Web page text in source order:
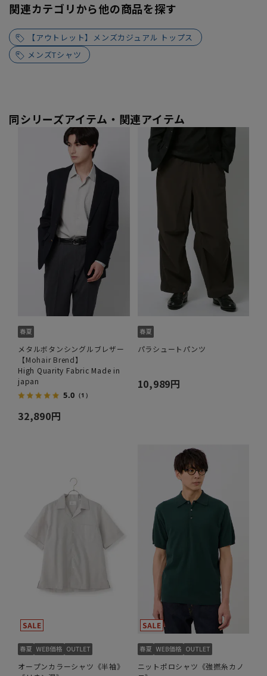
関連カテゴリから他の商品を探す
【アウトレット】メンズカジュアル トップス
メンズTシャツ
同シリーズアイテム・関連アイテム
メタルボタンシングルブレザー
【Mohair Brend】
High Quarity Fabric Made in
japan
5.0 （1）
32,890円
パラシュートパンツ
10,989円
オープンカラーシャツ《半袖》
ニットポロシャツ《強撚糸カノ